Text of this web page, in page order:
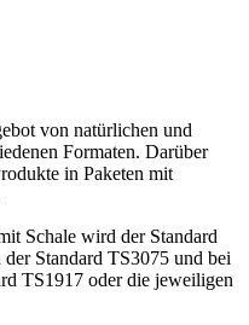
von natürlichen und
Formaten. Darüber
in Paketen mit
Schale wird der Standard
Standard TS3075 und bei
TS1917 oder die jeweiligen